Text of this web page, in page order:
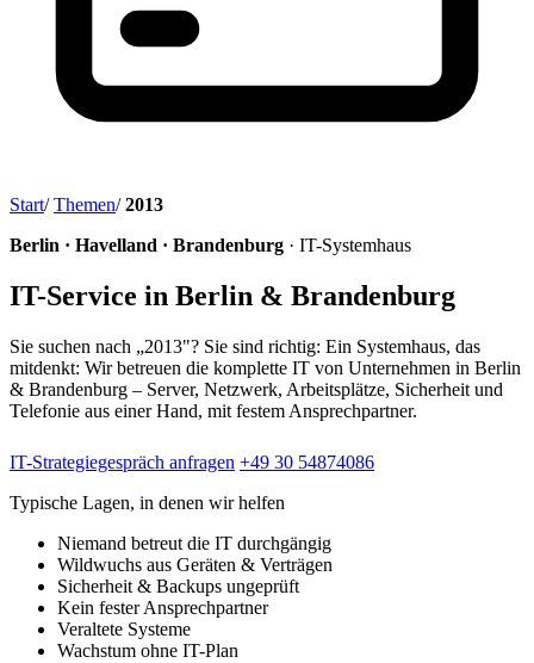
Start/ Themen/ 2013
Berlin · Havelland · Brandenburg · IT-Systemhaus
IT-Service in Berlin & Brandenburg
Sie suchen nach „2013"? Sie sind richtig: Ein Systemhaus, das
mitdenkt: Wir betreuen die komplette IT von Unternehmen in Berlin
& Brandenburg – Server, Netzwerk, Arbeitsplätze, Sicherheit und
Telefonie aus einer Hand, mit festem Ansprechpartner.
IT-Strategiegespräch anfragen +49 30 54874086
Typische Lagen, in denen wir helfen
Niemand betreut die IT durchgängig
Wildwuchs aus Geräten & Verträgen
Sicherheit & Backups ungeprüft
Kein fester Ansprechpartner
Veraltete Systeme
Wachstum ohne IT-Plan